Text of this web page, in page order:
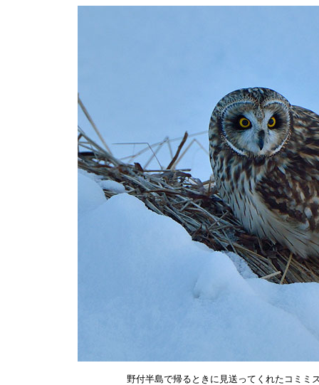
野付半島で帰るときに見送ってくれたコミミ